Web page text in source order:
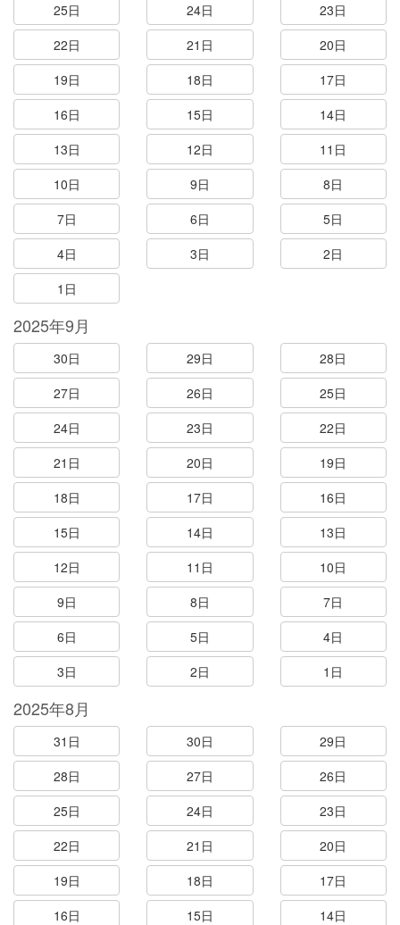
25日
24日
23日
22日
21日
20日
19日
18日
17日
16日
15日
14日
13日
12日
11日
10日
9日
8日
7日
6日
5日
4日
3日
2日
1日
2025年9月
30日 29日
28日
27日
26日
25日
24日
23日
22日
21日
20日
19日
18日
17日
16日
15日
14日
13日
12日
11日
10日
9日
8日
7日
6日
5日
4日
3日
2日 1日
2025年8月
31日 30日
29日
28日
27日
26日
25日
24日
23日
22日
21日
20日
19日
18日
17日
16日
15日
14日